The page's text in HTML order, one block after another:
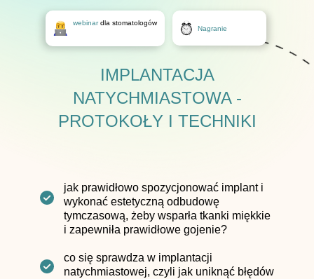
webinardla stomatologów
IMPLANTACJA
NATYCHMIASTOWA -
PROTOKOŁY I TECHNIKI
jak prawidłowo spozycjonować implant i
wykonać estetyczną odbudowę
tymczasową, żeby wsparła tkanki miękkie
i zapewniła prawidłowe gojenie?
co się sprawdza w implantacji
natychmiastowej, czyli jak uniknąć błędów
Nagranie